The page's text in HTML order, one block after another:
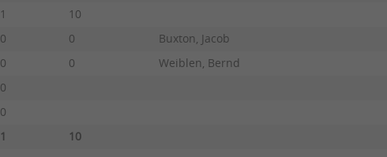
1 10
0 0 Buxton, Jacob
0 0 Weiblen, Bernd
0
0
1
10